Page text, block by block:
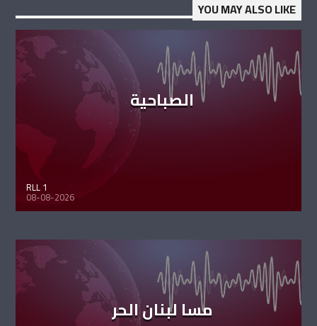
YOU MAY ALSO LIKE
الصباحية
RLL 1
08-08-2026
مسا لبنان الحر